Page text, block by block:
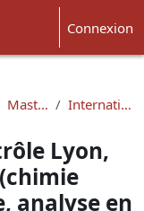
Connexion
Masters International
Lyon,
analyse en